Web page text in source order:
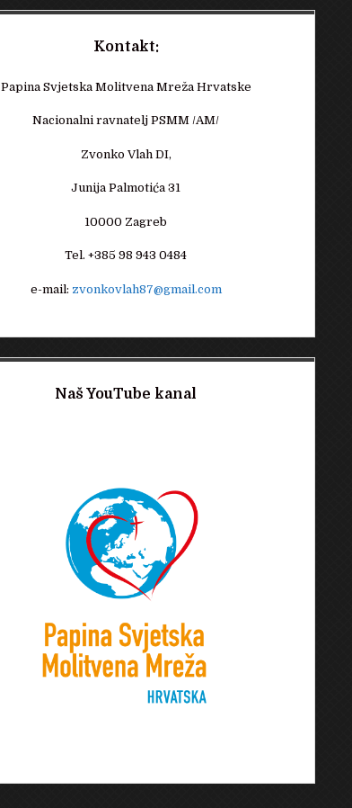
Kontakt:
Papina Svjetska Molitvena Mreža Hrvatske
Nacionalni ravnatelj PSMM /AM/
Zvonko Vlah DI,
Junija Palmotića 31
10000 Zagreb
Tel. +385 98 943 0484
e-mail: zvonkovlah87@gmail.com
Naš YouTube kanal